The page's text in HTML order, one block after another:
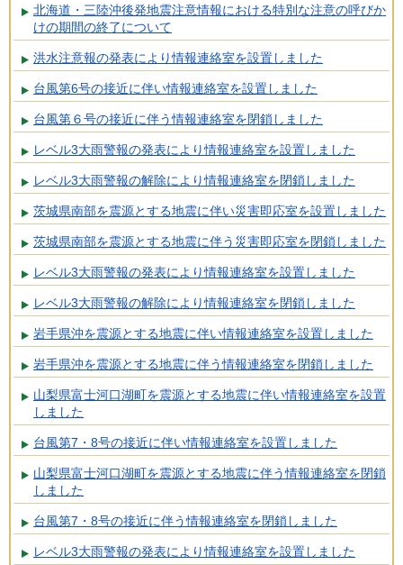
北海道・三陸沖後発地震注意情報における特別な注意の呼びか
けの期間の終了について
洪水注意報の発表により情報連絡室を設置しました
台風第6号の接近に伴い情報連絡室を設置しました
台風第６号の接近に伴う情報連絡室を閉鎖しました
レベル3大雨警報の発表により情報連絡室を設置しました
レベル3大雨警報の解除により情報連絡室を閉鎖しました
茨城県南部を震源とする地震に伴い災害即応室を設置しました
茨城県南部を震源とする地震に伴う災害即応室を閉鎖しました
レベル3大雨警報の発表により情報連絡室を設置しました
レベル3大雨警報の解除により情報連絡室を閉鎖しました
岩手県沖を震源とする地震に伴い情報連絡室を設置しました
岩手県沖を震源とする地震に伴う情報連絡室を閉鎖しました
山梨県富士河口湖町を震源とする地震に伴い情報連絡室を設置
しました
台風第7・8号の接近に伴い情報連絡室を設置しました
山梨県富士河口湖町を震源とする地震に伴う情報連絡室を閉鎖
しました
台風第7・8号の接近に伴う情報連絡室を閉鎖しました
レベル3大雨警報の発表により情報連絡室を設置しました